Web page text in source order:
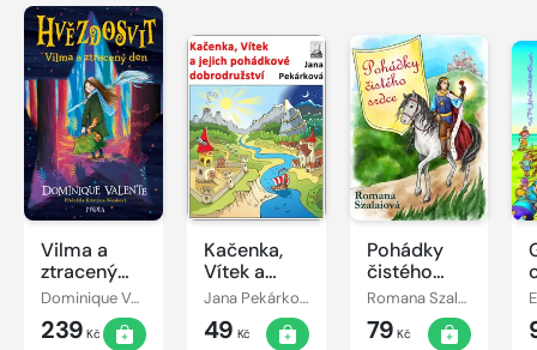
Vilma a
ztracený
den
Dominique Valente
239 Kč
Kačenka,
Vítek a
jejich
pohádkové
dobrodružství
Jana Pekárková
49 Kč
Pohádky
čistého
srdce
Romana Szalaiová
79 Kč